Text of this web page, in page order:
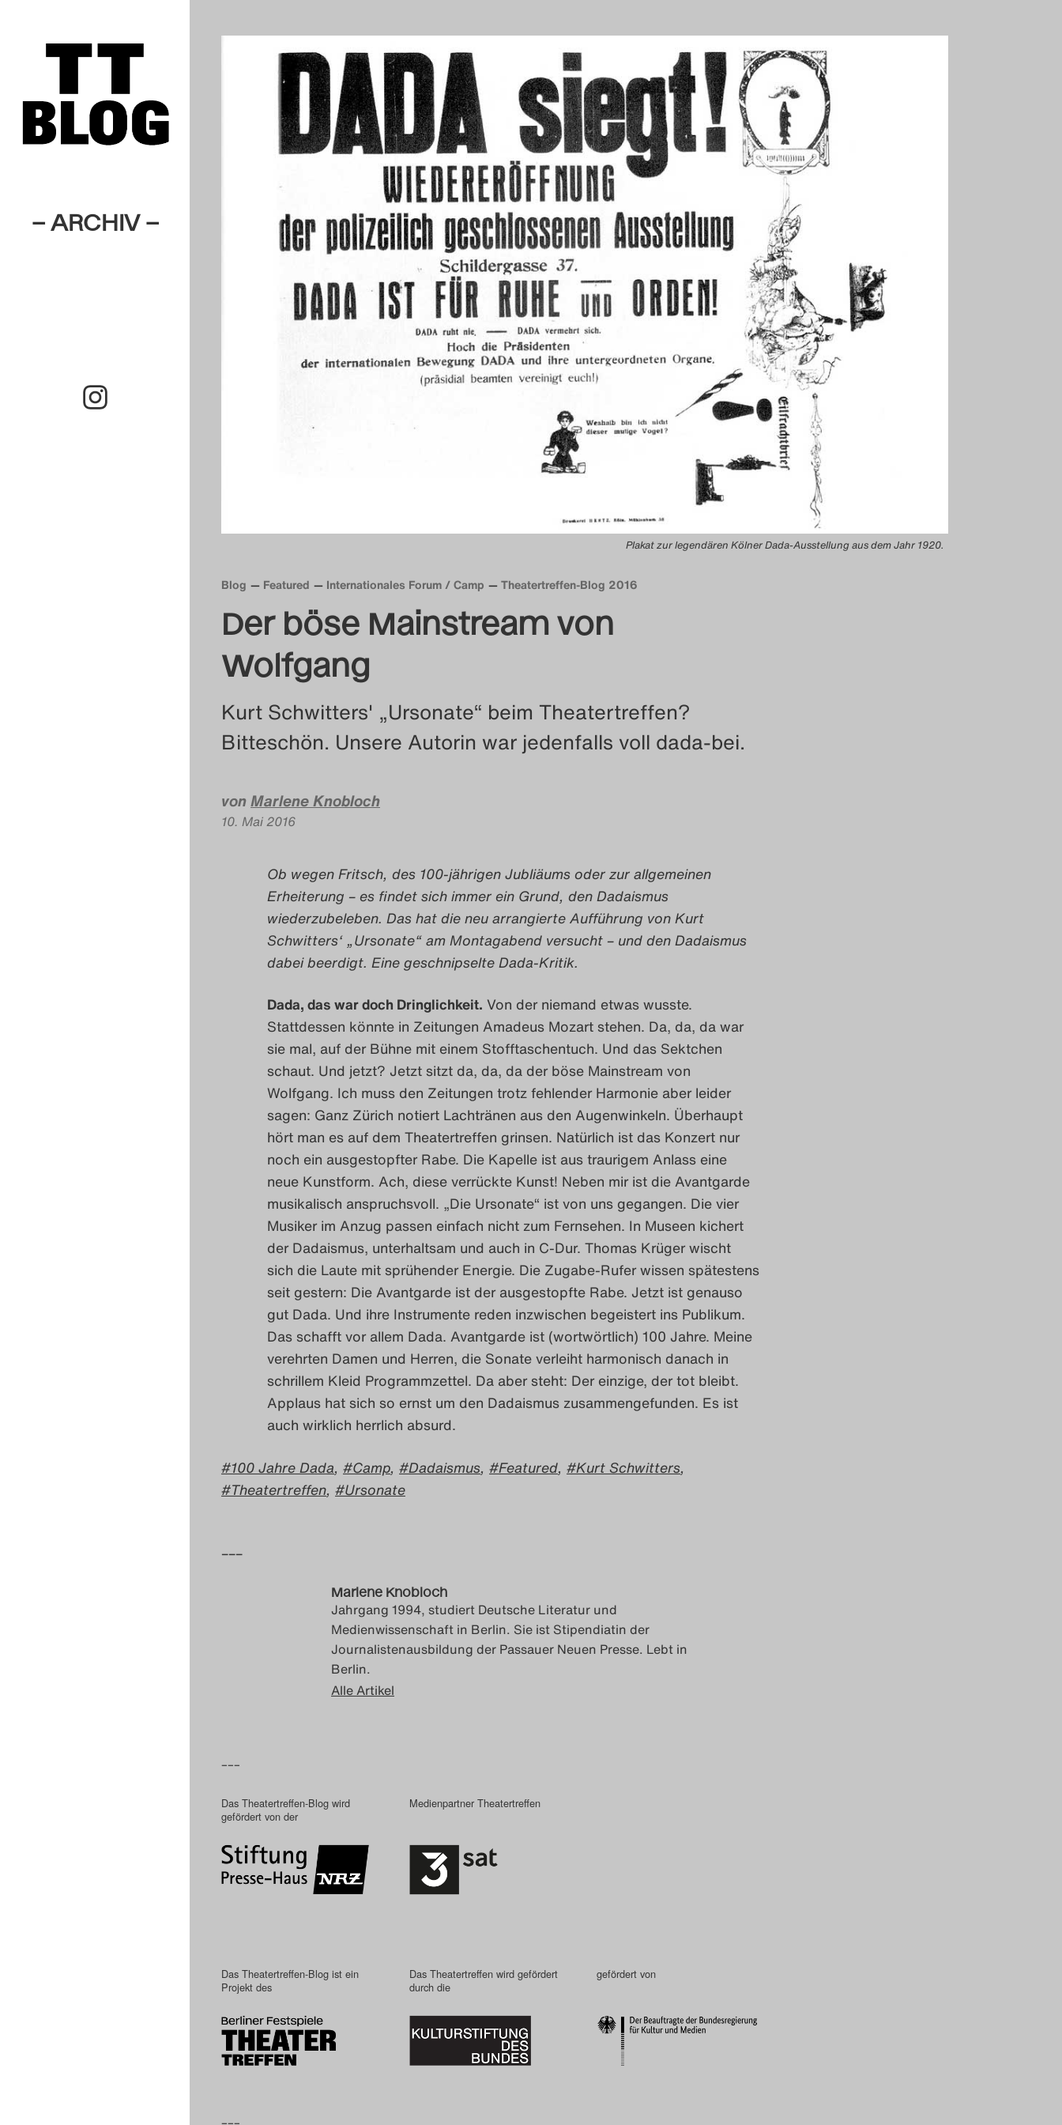
– ARCHIV –
Plakat zur legendären Kölner Dada-Ausstellung aus dem Jahr 1920.
Blog Featured Internationales Forum / Camp Theatertreffen-Blog 2016
Der böse Mainstream von
Wolfgang
Kurt Schwitters' „Ursonate“ beim Theatertreffen?
Bitteschön. Unsere Autorin war jedenfalls voll dada-bei.
vonMarlene Knobloch
10. Mai 2016
Ob wegen Fritsch, des 100-jährigen Jubliäums oder zur allgemeinen
Erheiterung – es findet sich immer ein Grund, den Dadaismus
wiederzubeleben. Das hat die neu arrangierte Aufführung von Kurt
Schwitters‘ „Ursonate“ am Montagabend versucht – und den Dadaismus
dabei beerdigt. Eine geschnipselte Dada-Kritik.
Dada, das war doch Dringlichkeit. Von der niemand etwas wusste.
Stattdessen könnte in Zeitungen Amadeus Mozart stehen. Da, da, da war
sie mal, auf der Bühne mit einem Stofftaschentuch. Und das Sektchen
schaut. Und jetzt? Jetzt sitzt da, da, da der böse Mainstream von
Wolfgang. Ich muss den Zeitungen trotz fehlender Harmonie aber leider
sagen: Ganz Zürich notiert Lachtränen aus den Augenwinkeln. Überhaupt
hört man es auf dem Theatertreffen grinsen. Natürlich ist das Konzert nur
noch ein ausgestopfter Rabe. Die Kapelle ist aus traurigem Anlass eine
neue Kunstform. Ach, diese verrückte Kunst! Neben mir ist die Avantgarde
musikalisch anspruchsvoll. „Die Ursonate“ ist von uns gegangen. Die vier
Musiker im Anzug passen einfach nicht zum Fernsehen. In Museen kichert
der Dadaismus, unterhaltsam und auch in C-Dur. Thomas Krüger wischt
sich die Laute mit sprühender Energie. Die Zugabe-Rufer wissen spätestens
seit gestern: Die Avantgarde ist der ausgestopfte Rabe. Jetzt ist genauso
gut Dada. Und ihre Instrumente reden inzwischen begeistert ins Publikum.
Das schafft vor allem Dada. Avantgarde ist (wortwörtlich) 100 Jahre. Meine
verehrten Damen und Herren, die Sonate verleiht harmonisch danach in
schrillem Kleid Programmzettel. Da aber steht: Der einzige, der tot bleibt.
Applaus hat sich so ernst um den Dadaismus zusammengefunden. Es ist
auch wirklich herrlich absurd.
100 Jahre Dada, Camp, Dadaismus, Featured, Kurt Schwitters,
Theatertreffen, Ursonate
–––
Marlene Knobloch
Jahrgang 1994, studiert Deutsche Literatur und
Medienwissenschaft in Berlin. Sie ist Stipendiatin der
Journalistenausbildung der Passauer Neuen Presse. Lebt in
Berlin.
Alle Artikel
–––
Das Theatertreffen-Blog wird
gefördert von der
Medienpartner Theatertreffen
Das Theatertreffen-Blog ist ein
Projekt des
Das Theatertreffen wird gefördert
durch die
gefördert von